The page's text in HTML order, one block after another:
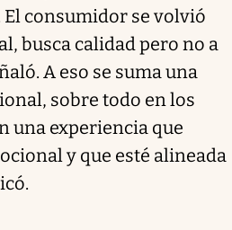
El consumidor se volvió
busca calidad pero no a
A eso se suma una
sobre todo en los
una experiencia que
y que esté alineada